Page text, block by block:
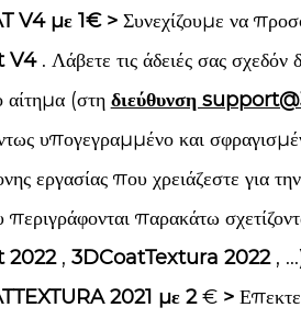
V4 με 1€ >Συνεχίζουμε να
V4. Λάβετε τις άδειές σας
(στη διεύθυνση
υπογεγραμμένο και
εργασίας που χρειάζεστε για
παρακάτω
2022, 3DCoatTextura 2022,
2021 με 2€ >